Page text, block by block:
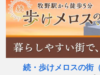
続・歩けメロスの街